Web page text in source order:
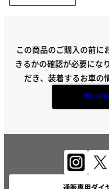
この商品のご購入の前に
きるかの確認が必要にな
だき、装着するお車の
車の情
通販専用ダイ